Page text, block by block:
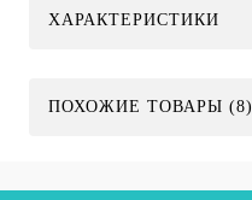
ХАРАКТЕРИСТИКИ
ПОХОЖИЕ ТОВАРЫ (8)